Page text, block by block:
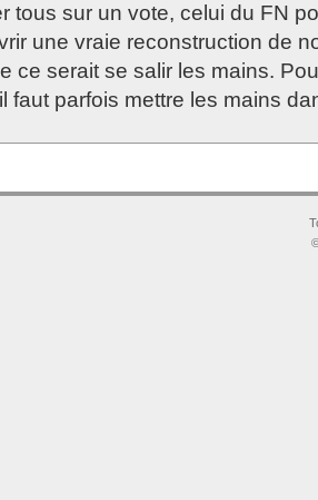
tous sur un vote, celui du FN
une vraie reconstruction de
ce serait se salir les mains.
faut parfois mettre les mains